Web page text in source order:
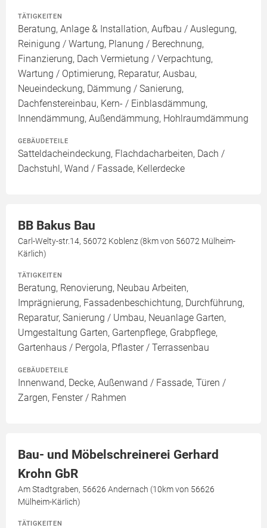
TÄTIGKEITEN
Beratung, Anlage & Installation, Aufbau / Auslegung,
Reinigung / Wartung, Planung / Berechnung,
Finanzierung, Dach Vermietung / Verpachtung,
Wartung / Optimierung, Reparatur, Ausbau,
Neueindeckung, Dämmung / Sanierung,
Dachfenstereinbau, Kern- / Einblasdämmung,
Innendämmung, Außendämmung, Hohlraumdämmung
GEBÄUDETEILE
Satteldacheindeckung, Flachdacharbeiten, Dach /
Dachstuhl, Wand / Fassade, Kellerdecke
BB Bakus Bau
Carl-Welty-str.14, 56072 Koblenz (8km von 56072 Mülheim-
Kärlich)
TÄTIGKEITEN
Beratung, Renovierung, Neubau Arbeiten,
Imprägnierung, Fassadenbeschichtung, Durchführung,
Reparatur, Sanierung / Umbau, Neuanlage Garten,
Umgestaltung Garten, Gartenpflege, Grabpflege,
Gartenhaus / Pergola, Pflaster / Terrassenbau
GEBÄUDETEILE
Innenwand, Decke, Außenwand / Fassade, Türen /
Zargen, Fenster / Rahmen
Bau- und Möbelschreinerei Gerhard
Krohn GbR
Am Stadtgraben, 56626 Andernach (10km von 56626
Mülheim-Kärlich)
TÄTIGKEITEN